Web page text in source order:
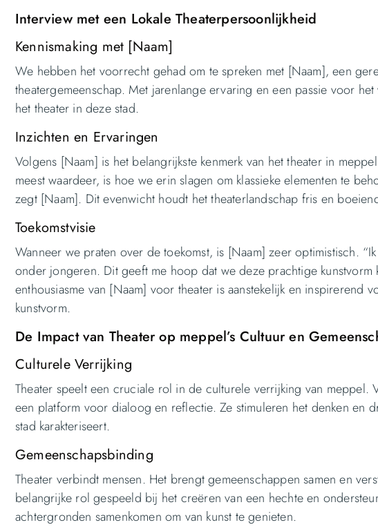
Interview met een Lokale Theaterpersoonlijkheid
Kennismaking met [Naam]
We hebben het voorrecht gehad om te spreken met [Naam], een
theatergemeenschap. Met jarenlange ervaring en een passie voor
het theater in deze stad.
Inzichten en Ervaringen
Volgens [Naam] is het belangrijkste kenmerk van het theater in
meest waardeer, is hoe we erin slagen om klassieke elementen te
zegt [Naam]. Dit evenwicht houdt het theaterlandschap fris en
Toekomstvisie
Wanneer we praten over de toekomst, is [Naam] zeer optimistisch.
onder jongeren. Dit geeft me hoop dat we deze prachtige
enthousiasme van [Naam] voor theater is aanstekelijk en
kunstvorm.
De Impact van Theater op meppel’s Cultuur en
Culturele Verrijking
Theater speelt een cruciale rol in de culturele verrijking van meppel.
een platform voor dialoog en reflectie. Ze stimuleren het denken en
stad karakteriseert.
Gemeenschapsbinding
Theater verbindt mensen. Het brengt gemeenschappen samen en
belangrijke rol gespeeld bij het creëren van een hechte en
achtergronden samenkomen om van kunst te genieten.